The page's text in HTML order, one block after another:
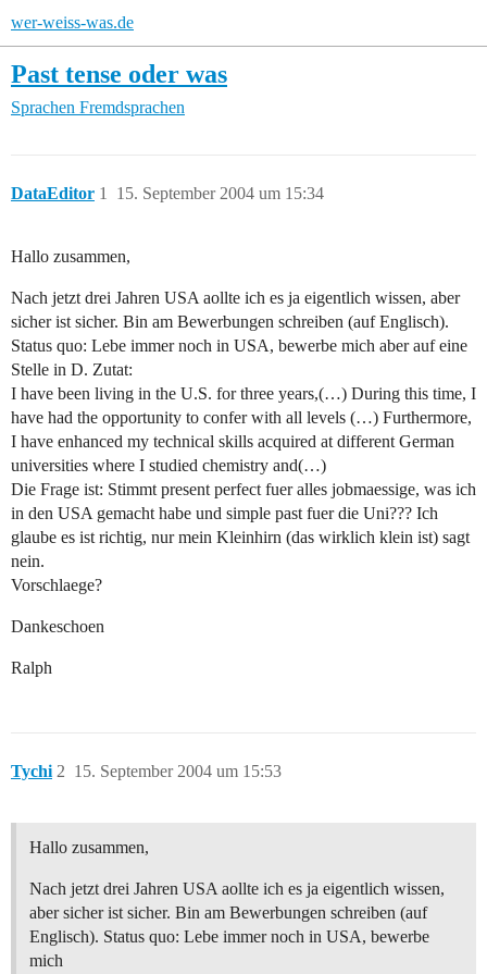
wer-weiss-was.de
Past tense oder was
Sprachen Fremdsprachen
DataEditor 15. September 2004 um 15:34
1
Hallo zusammen,
Nach jetzt drei Jahren USA aollte ich es ja eigentlich wissen, aber
sicher ist sicher. Bin am Bewerbungen schreiben (auf Englisch).
Status quo: Lebe immer noch in USA, bewerbe mich aber auf eine
Stelle in D. Zutat:
I have been living in the U.S. for three years,(…) During this time, I
have had the opportunity to confer with all levels (…) Furthermore,
I have enhanced my technical skills acquired at different German
universities where I studied chemistry and(…)
Die Frage ist: Stimmt present perfect fuer alles jobmaessige, was ich
in den USA gemacht habe und simple past fuer die Uni??? Ich
glaube es ist richtig, nur mein Kleinhirn (das wirklich klein ist) sagt
nein.
Vorschlaege?
Dankeschoen
Ralph
Tychi 15. September 2004 um 15:53
2
Hallo zusammen,
Nach jetzt drei Jahren USA aollte ich es ja eigentlich wissen,
aber sicher ist sicher. Bin am Bewerbungen schreiben (auf
Englisch). Status quo: Lebe immer noch in USA, bewerbe
mich